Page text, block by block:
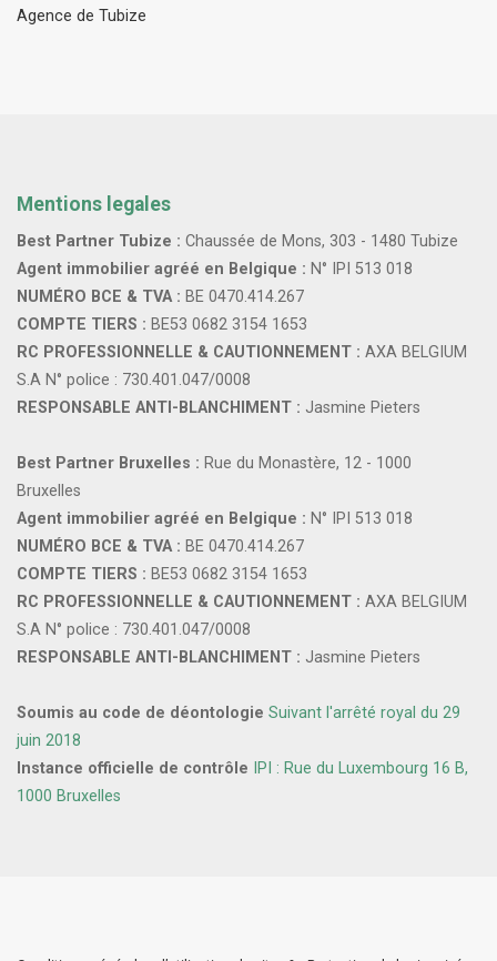
Agence de Tubize
Mentions legales
Best Partner Tubize : Chaussée de Mons, 303 - 1480 Tubize
Agent immobilier agréé en Belgique : N° IPI 513 018
NUMÉRO BCE & TVA : BE 0470.414.267
COMPTE TIERS : BE53 0682 3154 1653
RC PROFESSIONNELLE & CAUTIONNEMENT : AXA BELGIUM
S.A N° police : 730.401.047/0008
RESPONSABLE ANTI-BLANCHIMENT : Jasmine Pieters
Best Partner Bruxelles : Rue du Monastère, 12 - 1000
Bruxelles
Agent immobilier agréé en Belgique : N° IPI 513 018
NUMÉRO BCE & TVA : BE 0470.414.267
COMPTE TIERS : BE53 0682 3154 1653
RC PROFESSIONNELLE & CAUTIONNEMENT : AXA BELGIUM
S.A N° police : 730.401.047/0008
RESPONSABLE ANTI-BLANCHIMENT : Jasmine Pieters
Soumis au code de déontologie Suivant l'arrêté royal du 29
juin 2018
Instance officielle de contrôle
IPI : Rue du Luxembourg 16 B,
1000 Bruxelles